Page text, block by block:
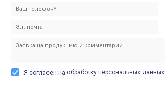
Я согласен на обработку персональных данных